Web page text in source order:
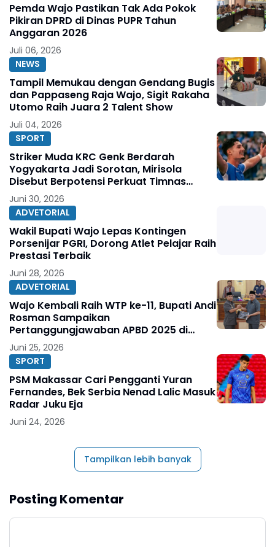
Pemda Wajo Pastikan Tak Ada Pokok
Pikiran DPRD di Dinas PUPR Tahun
Anggaran 2026
Juli 06, 2026
NEWS
Tampil Memukau dengan Gendang Bugis
dan Pappaseng Raja Wajo, Sigit Rakaha
Utomo Raih Juara 2 Talent Show
Juli 04, 2026
SPORT
Striker Muda KRC Genk Berdarah
Yogyakarta Jadi Sorotan, Mirisola
Disebut Berpotensi Perkuat Timnas
Indonesia
Juni 30, 2026
ADVETORIAL
Wakil Bupati Wajo Lepas Kontingen
Porsenijar PGRI, Dorong Atlet Pelajar Raih
Prestasi Terbaik
Juni 28, 2026
ADVETORIAL
Wajo Kembali Raih WTP ke-11, Bupati Andi
Rosman Sampaikan
Pertanggungjawaban APBD 2025 di
DPRD
Juni 25, 2026
SPORT
PSM Makassar Cari Pengganti Yuran
Fernandes, Bek Serbia Nenad Lalic Masuk
Radar Juku Eja
Juni 24, 2026
Tampilkan lebih banyak
Posting Komentar